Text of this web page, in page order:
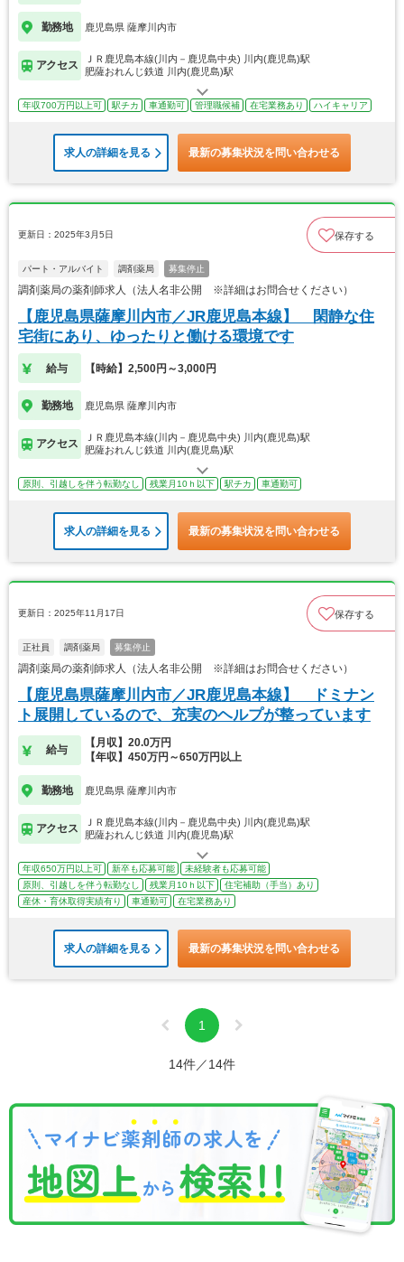
勤務地 鹿児島県 薩摩川内市
アクセス
ＪＲ鹿児島本線(川内－鹿児島中央) 川内(鹿児島)駅
肥薩おれんじ鉄道 川内(鹿児島)駅
年収700万円以上可 駅チカ 車通勤可 管理職候補 在宅業務あり ハイキャリア
求人の詳細を見る 最新の募集状況を問い合わせる
更新日：2025年3月5日 保存する
パート・アルバイト 調剤薬局 募集停止
調剤薬局の薬剤師求人（法人名非公開 ※詳細はお問合せください）
【鹿児島県薩摩川内市／JR鹿児島本線】 閑静な住
宅街にあり、ゆったりと働ける環境です
給与 【時給】2,500円～3,000円
勤務地 鹿児島県 薩摩川内市
アクセス
ＪＲ鹿児島本線(川内－鹿児島中央) 川内(鹿児島)駅
肥薩おれんじ鉄道 川内(鹿児島)駅
原則、引越しを伴う転勤なし 残業月10ｈ以下 駅チカ 車通勤可
求人の詳細を見る 最新の募集状況を問い合わせる
更新日：2025年11月17日 保存する
正社員 調剤薬局 募集停止
調剤薬局の薬剤師求人（法人名非公開 ※詳細はお問合せください）
【鹿児島県薩摩川内市／JR鹿児島本線】 ドミナン
ト展開しているので、充実のヘルプが整っています
給与
【月収】20.0万円
【年収】450万円～650万円以上
勤務地 鹿児島県 薩摩川内市
アクセス
ＪＲ鹿児島本線(川内－鹿児島中央) 川内(鹿児島)駅
肥薩おれんじ鉄道 川内(鹿児島)駅
年収650万円以上可 新卒も応募可能
未経験者も応募可能
原則、引越しを伴う転勤なし
残業月10ｈ以下
住宅補助（手当）あり
産休・育休取得実績有り
車通勤可 在宅業務あり
求人の詳細を見る 最新の募集状況を問い合わせる
1
14件／14件